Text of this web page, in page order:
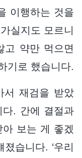
이행하는 것을
실지도 모르니
고 약만 먹으면
기로 했습니다.
서 재검을 받았
다. 간에 결절과
보는 게 좋겠
습니다. ‘우리